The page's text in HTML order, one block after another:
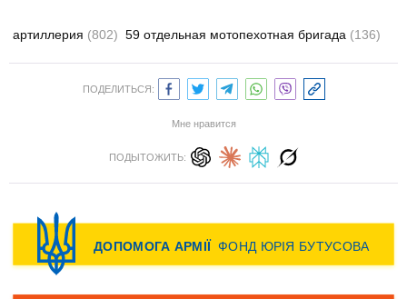
артиллерия (802) 59 отдельная мотопехотная бригада (136)
ПОДЕЛИТЬСЯ:
Мне нравится
ПОДЫТОЖИТЬ: